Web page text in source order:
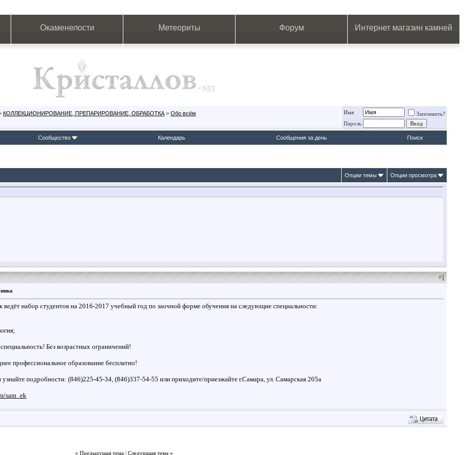
Окаменелости Метеориты Форум Интернет магазин камней
КОЛЛЕКЦИОНИРОВАНИЕ, ПРЕПАРИРОВАНИЕ, ОБРАБОТКА > Обо всём Имя
Запомнить?
Пароль
Сообщество Календарь Сообщения за день Поиск
Опции темы Опции просмотра
#1
ведёт набор студентов на 2016-2017 учебный год по заочной форме обучения на следующие специальности:
Без возрастных ограничений!
профессиональное образование бесплатно!
подробности: (846)225-45-34, (846)337-54-55 или приходите/приезжайте г.Самара, ул. Самарская 205а
sam_ek
« Предыдущая тема| Следующая тема »